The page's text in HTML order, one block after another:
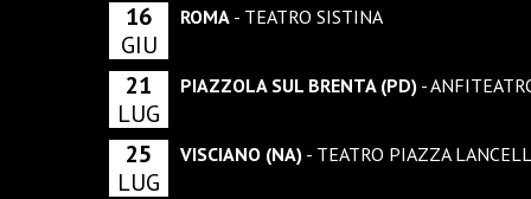
16
GIU
ROMA - TEATRO SISTINA
21
LUG
PIAZZOLA SUL BRENTA (PD) -
25
LUG
VISCIANO (NA) - TEATRO PIAZZA